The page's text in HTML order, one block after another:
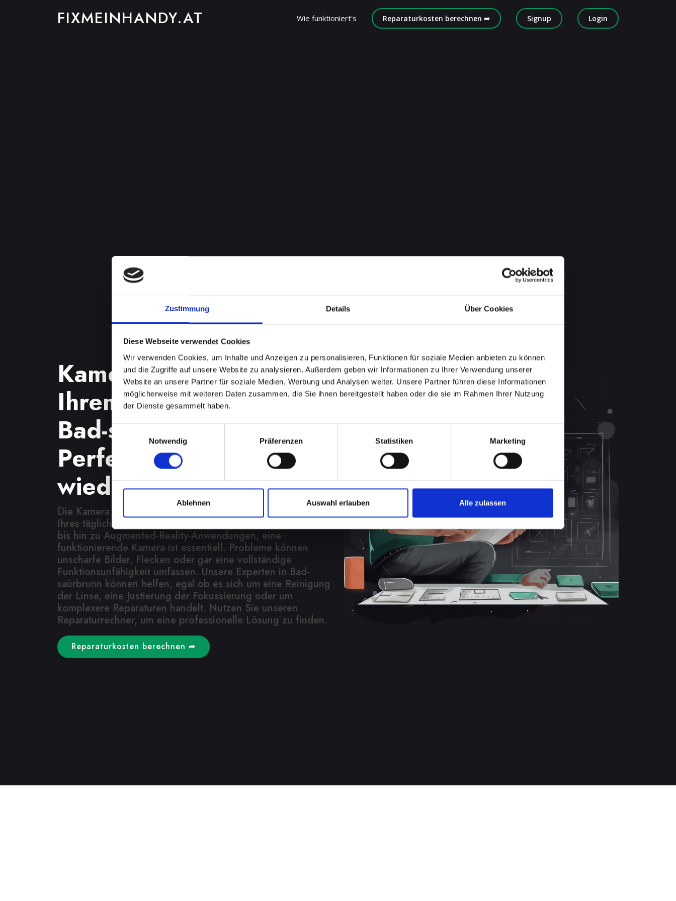
Zustimmung Details Über Cookies
Diese Webseite verwendet Cookies
Wir verwenden Cookies, um Inhalte und Anzeigen zu personalisieren, Funktionen für soziale Medien anbieten zu können
und die Zugriffe auf unsere Website zu analysieren. Außerdem geben wir Informationen zu Ihrer Verwendung unserer
Website an unsere Partner für soziale Medien, Werbung und Analysen weiter. Unsere Partner führen diese Informationen
möglicherweise mit weiteren Daten zusammen, die Sie ihnen bereitgestellt haben oder die sie im Rahmen Ihrer Nutzung
der Dienste gesammelt haben.
Einwilligungsauswahl
Notwendig
Präferenzen Statistiken Marketing
Ablehnen Auswahl erlauben Alle zulassen
FIXMEINHANDY.AT Wie funktioniert's Reparaturkosten berechnen ➦ Signup Login
Kameraprobleme bei
Ihrem IPHONE-11 in
Bad-saürbrunn?
Perfekte Aufnahmen
wieder möglich
Die Kamera spielt eine wichtige Rolle in vielen Aspekten
Ihres täglichen Lebens. Von Fotografieren über Videoanrufe
bis hin zu Augmented-Reality-Anwendungen, eine
funktionierende Kamera ist essentiell. Probleme können
unscharfe Bilder, Flecken oder gar eine vollständige
Funktionsunfähigkeit umfassen. Unsere Experten in Bad-
saürbrunn können helfen, egal ob es sich um eine Reinigung
der Linse, eine Justierung der Fokussierung oder um
komplexere Reparaturen handelt. Nutzen Sie unseren
Reparaturrechner, um eine professionelle Lösung zu finden.
Reparaturkosten berechnen ➦